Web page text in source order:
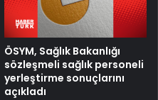
ÖSYM, Sağlık Bakanlığı
sözleşmeli sağlık personeli
yerleştirme sonuçlarını
açıkladı